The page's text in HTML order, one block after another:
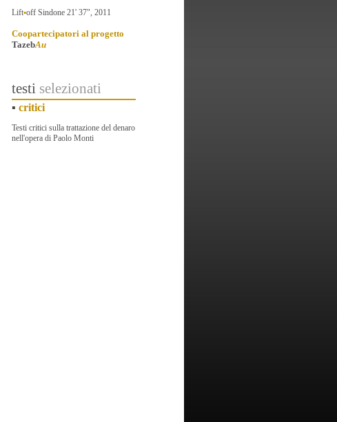
Lift▪off Sindone 21' 37", 2011
Coopartecipatori al progetto
TazebAu
testi selezionati
▪ critici
Testi critici sulla trattazione del denaro
nell'opera di Paolo Monti